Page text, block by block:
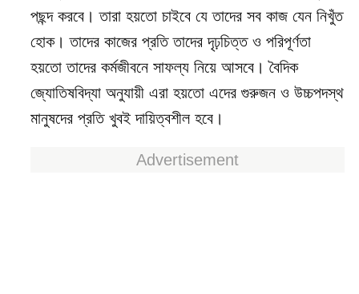
পছন্দ করবে। তারা হয়তো চাইবে যে তাদের সব কাজ যেন নিখুঁত
হোক। তাদের কাজের প্রতি তাদের দৃঢ়চিত্ত ও পরিপূর্ণতা
হয়তো তাদের কর্মজীবনে সাফল্য নিয়ে আসবে। বৈদিক
জ্যোতিষবিদ্যা অনুযায়ী এরা হয়তো এদের গুরুজন ও উচ্চপদস্থ
মানুষদের প্রতি খুবই দায়িত্বশীল হবে।
Advertisement